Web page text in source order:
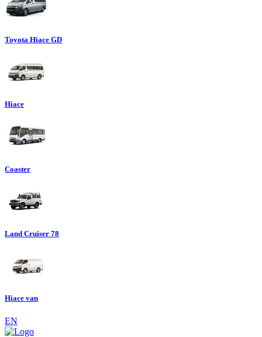
Toyota Hiace GD
Hiace
Coaster
Land Cruiser 78
Hiace van
EN